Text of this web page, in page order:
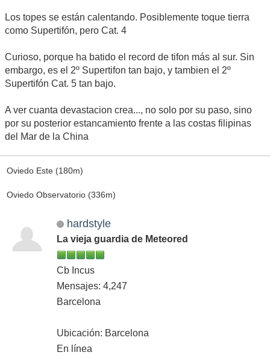
Los topes se están calentando. Posiblemente toque tierra
como Supertifón, pero Cat. 4
Curioso, porque ha batido el record de tifon más al sur. Sin
embargo, es el 2º Supertifon tan bajo, y tambien el 2º
Supertifón Cat. 5 tan bajo.
A ver cuanta devastacion crea..., no solo por su paso, sino
por su posterior estancamiento frente a las costas filipinas
del Mar de la China
Oviedo Este (180m)
Oviedo Observatorio (336m)
hardstyle
La vieja guardia de Meteored
Cb Incus
Mensajes: 4,247
Barcelona
Ubicación: Barcelona
En línea